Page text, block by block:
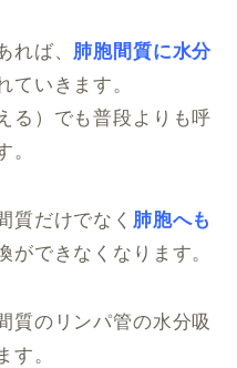
れば、 肺胞間質に水分
ていきます。
る）でも普段よりも呼
。
質だけでなく 肺胞へも
ができなくなります。
質のリンパ管の水分吸
す。